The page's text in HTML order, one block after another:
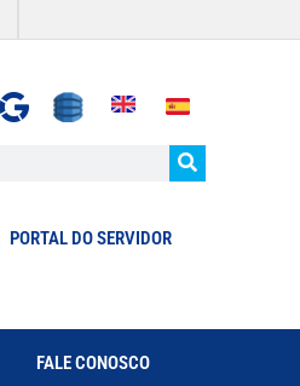
PORTAL DO SERVIDOR
FALE CONOSCO